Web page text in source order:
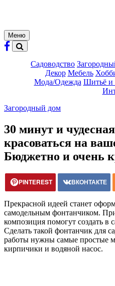
Меню
Садоводство
Декор Мебель
Мода/Одежда Шитьё и
Загородный дом
30 минут и
красоваться на
Бюджетно и очень
PINTEREST ВКОНТАКТЕ
Прекрасной идеей станет
самодельным фонтанчиком.
композиция помогут создать в
Сделать такой фонтанчик для
работы нужны самые простые
кирпичики и водяной насос.